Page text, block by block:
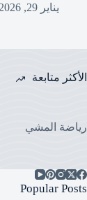
يناير 29, 2026
الأكثر متابعة
رياضة المشي
Popular Posts